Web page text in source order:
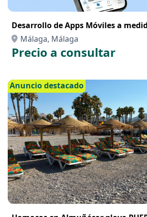
Desarrollo de Apps Móviles a
Málaga, Málaga
Precio a consultar
Anuncio destacado